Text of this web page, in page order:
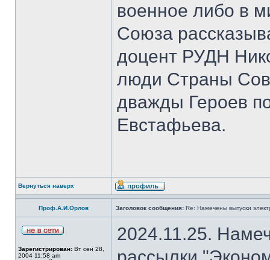
военное либо в
Союза
доцент РУДН
люди Страны
дважды Героев
Евстафьева.
Вернуться наверх
Проф.А.И.Орлов Заголовок сообщения: Re: Намечены выпуски
Зарегистрирован: Вт сен 28,
2004 11:58 am
2024.11.25.